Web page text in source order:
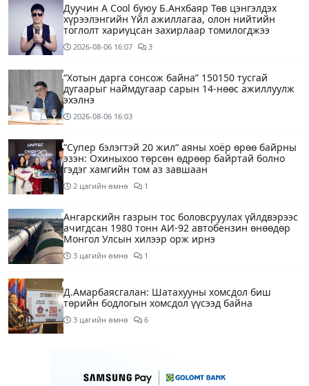
Дуучин A Cool буюу Б.Анхбаяр Төв цэнгэлдэх
хүрээлэнгийн Үйл ажиллагаа, олон нийтийн
тоглолт хариуцсан захирлаар томилогджээ
2026-08-06 16:07 3
“Хотын дарга сонсож байна” 150150 тусгай
дугаарыг наймдугаар сарын 14-нөөс ажиллуулж
эхэлнэ
2026-08-06 16:03
“Супер бэлэгтэй 20 жил“ аяны хоёр өрөө байрны
эзэн: Охиныхоо төрсөн өдрөөр байртай болно
гэдэг хамгийн том аз завшаан
2 цагийн өмнө 1
Ангарскийн газрын тос боловсруулах үйлдвэрээс
ачигдсан 1980 тонн АИ-92 автобензин өнөөдөр
Монгол Улсын хилээр орж ирнэ
3 цагийн өмнө 1
Д.Амарбаясгалан: Шатахууны хомсдол биш
төрийн бодлогын хомсдол үүсээд байна
3 цагийн өмнө 6
шугамын хөндлөн сэтэлгээ хийнэ